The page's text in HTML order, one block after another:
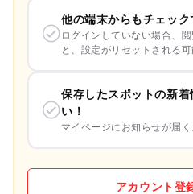
他の端末からもチェック
ログインしていない場合、
と、設定がリセットされる
保存したスポットの新
い！
マイページにお知らせが届
アカウント登